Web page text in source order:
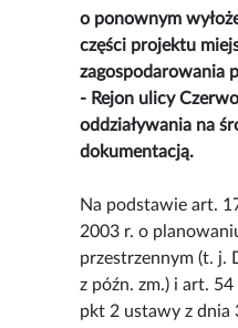
o ponownym
części projektu
zagospodarowania
- Rejon ulicy
oddziaływania na
dokumentacją.
Na podstawie art.
2003 r. o
przestrzennym (t. j.
z późn. zm.) i art.
pkt 2 ustawy z dnia